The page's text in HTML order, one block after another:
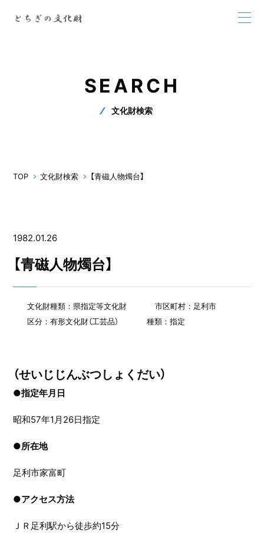
SEARCH
文化財検索
TOP 文化財検索 【青磁人物燭台】
1982.01.26
【青磁人物燭台】
文化財種類：県指定等文化財
市区町村：足利市
区分：有形文化財（工芸品）
種類：指定
（せいじじんぶつしょくだい）
●指定年月日
昭和57年1月26日指定
●所在地
足利市家富町
●アクセス方法
ＪＲ足利駅から徒歩約15分